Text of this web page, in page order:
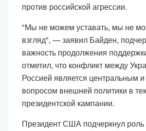
против российской агрессии.
"Мы не можем уставать, мы не
взгляд", — заявил Байден,
важность продолжения
отметил, что конфликт между
Россией является центральным
вопросом внешней политики в
президентской кампании.
Президент США подчеркнул